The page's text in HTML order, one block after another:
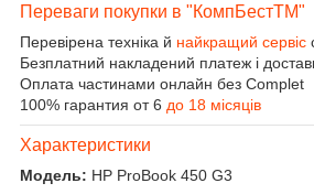
Переваги покупки в "КомпБестTM"
Перевірена техніка й найкращий сервіс
Безплатний накладений платеж і
Оплата частинами онлайн без Complet
100% гарантия от 6 до 18 місяців
Характеристики
Модель: HP ProBook 450 G3